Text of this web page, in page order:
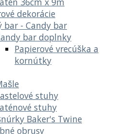
dekorácie
bar - Candy bar
bar doplnky
Papierové vrecúška a
kornútky
stuhy
stuhy
Baker's Twine
obrusy